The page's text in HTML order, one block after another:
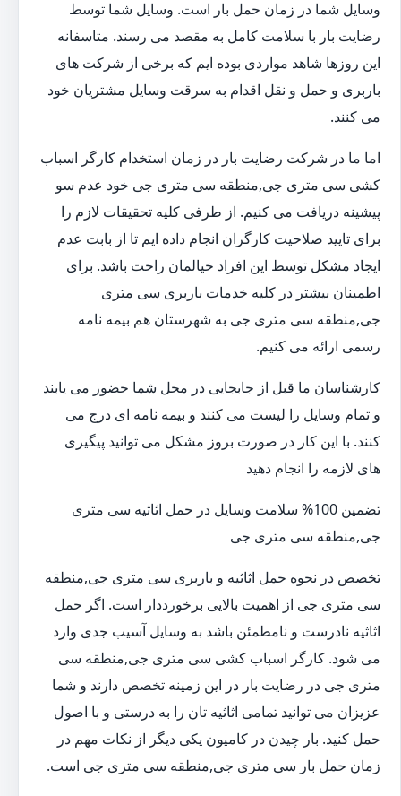
وسایل شما در زمان حمل بار است. وسایل شما توسط
رضایت بار با سلامت کامل به مقصد می رسند. متاسفانه
این روزها شاهد مواردی بوده ایم که برخی از شرکت های
باربری و حمل و نقل اقدام به سرقت وسایل مشتریان خود
می کنند.
اما ما در شرکت رضایت بار در زمان استخدام کارگر اسباب
کشی سی متری جی,منطقه سی متری جی خود عدم سو
پیشینه دریافت می کنیم. از طرفی کلیه تحقیقات لازم را
برای تایید صلاحیت کارگران انجام داده ایم تا از بابت عدم
ایجاد مشکل توسط این افراد خیالمان راحت باشد. برای
اطمینان بیشتر در کلیه خدمات باربری سی متری
جی,منطقه سی متری جی به شهرستان هم بیمه نامه
رسمی ارائه می کنیم.
کارشناسان ما قبل از جابجایی در محل شما حضور می یابند
و تمام وسایل را لیست می کنند و بیمه نامه ای درج می
کنند. با این کار در صورت بروز مشکل می توانید پیگیری
های لازمه را انجام دهید
تضمین 100% سلامت وسایل در حمل اثاثیه سی متری
جی,منطقه سی متری جی
تخصص در نحوه حمل اثاثیه و باربری سی متری جی,منطقه
سی متری جی از اهمیت بالایی برخورددار است. اگر حمل
اثاثیه نادرست و نامطمئن باشد به وسایل آسیب جدی وارد
می شود. کارگر اسباب کشی سی متری جی,منطقه سی
متری جی در رضایت بار در این زمینه تخصص دارند و شما
عزیزان می توانید تمامی اثاثیه تان را به درستی و با اصول
حمل کنید. بار چیدن در کامیون یکی دیگر از نکات مهم در
زمان حمل بار سی متری جی,منطقه سی متری جی است.